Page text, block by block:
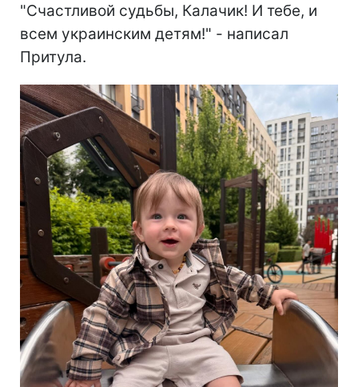
"Счастливой судьбы, Калачик! И тебе, и
всем украинским детям!" - написал
Притула.